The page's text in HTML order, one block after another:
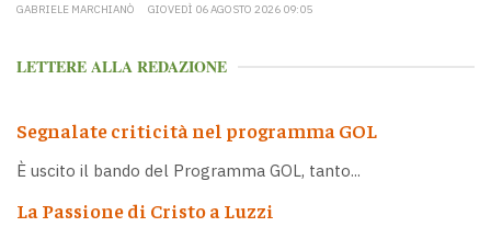
GABRIELE MARCHIANÒ GIOVEDÌ 06 AGOSTO 2026 09:05
LETTERE ALLA REDAZIONE
Segnalate criticità nel programma GOL
È uscito il bando del Programma GOL, tanto...
La Passione di Cristo a Luzzi